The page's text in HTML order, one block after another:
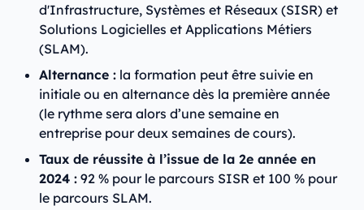
d'Infrastructure, Systèmes et Réseaux (SISR) et
Solutions Logicielles et Applications Métiers
(SLAM).
Alternance : la formation peut être suivie en
initiale ou en alternance dès la première année
(le rythme sera alors d’une semaine en
entreprise pour deux semaines de cours).
Taux de réussite à l’issue de la 2e année en
2024 : 92 % pour le parcours SISR et 100 % pour
le parcours SLAM.